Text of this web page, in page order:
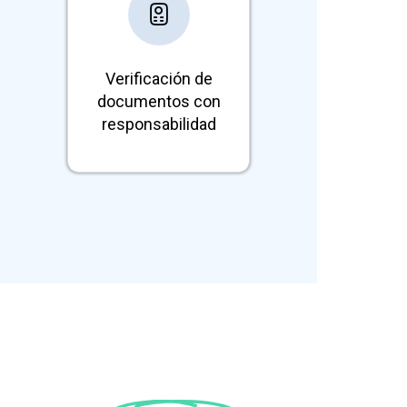
Verificación de
documentos con
responsabilidad
Respaldo financiero de
ante incumplimientos de
pago.